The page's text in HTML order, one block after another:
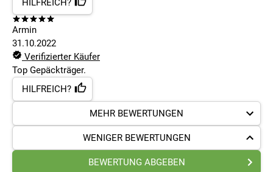
HILFREICH?
Armin
31.10.2022
Verifizierter Käufer
Top Gepäckträger.
HILFREICH?
MEHR BEWERTUNGEN
WENIGER BEWERTUNGEN
BEWERTUNG ABGEBEN